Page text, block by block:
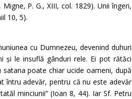
P. G., XIII, col. 1829). Unii îngeri,
10, 5).
cu Dumnezeu, devenind duhuri
și le insuflă gânduri rele. Ei pot rătăci
poate chiar ucide oameni, după
întru adevăr, pentru că nu este adevăr
minciunii” (Ioan 8, 44). Iar Sf. Petru